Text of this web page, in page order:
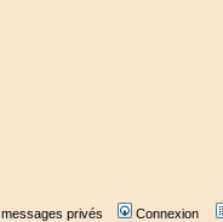
privés Connexion